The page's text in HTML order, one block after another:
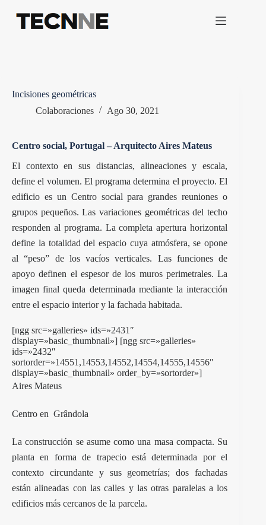
contenido
Incisiones geométricas
Colaboraciones
Ago 30, 2021
Centro social, Portugal – Arquitecto Aires Mateus
El contexto en sus distancias, alineaciones y escala,
define el volumen. El programa determina el proyecto. El
edificio es un Centro social para grandes reuniones o
grupos pequeños. Las variaciones geométricas del techo
responden al programa. La completa apertura horizontal
define la totalidad del espacio cuya atmósfera, se opone
al “peso” de los vacíos verticales. Las funciones de
apoyo definen el espesor de los muros perimetrales. La
imagen final queda determinada mediante la interacción
entre el espacio interior y la fachada habitada.
[ngg src=»galleries» ids=»2431″
display=»basic_thumbnail»] [ngg src=»galleries»
ids=»2432″
sortorder=»14551,14553,14552,14554,14555,14556″
display=»basic_thumbnail» order_by=»sortorder»]
Aires Mateus
Centro en Grândola
La construcción se asume como una masa compacta. Su
planta en forma de trapecio está determinada por el
contexto circundante y sus geometrías; dos fachadas
están alineadas con las calles y las otras paralelas a los
edificios más cercanos de la parcela.